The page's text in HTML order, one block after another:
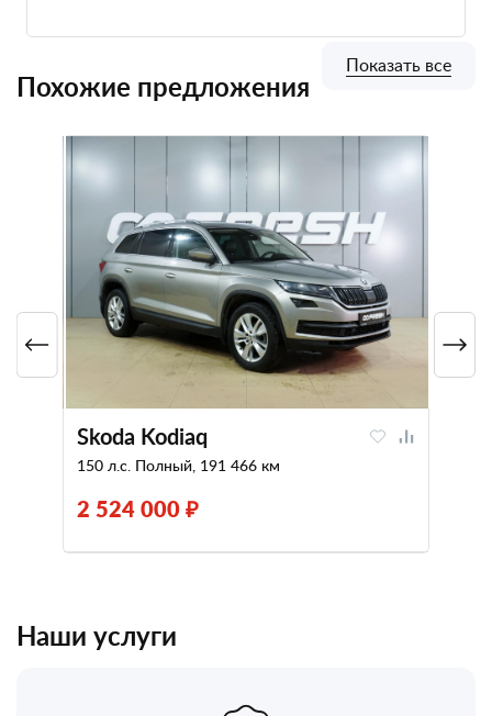
Похожие предложения
Skoda Kodiaq
150 л.с. Полный, 191 466 км
2 524 000 ₽
Показать все
Наши услуги